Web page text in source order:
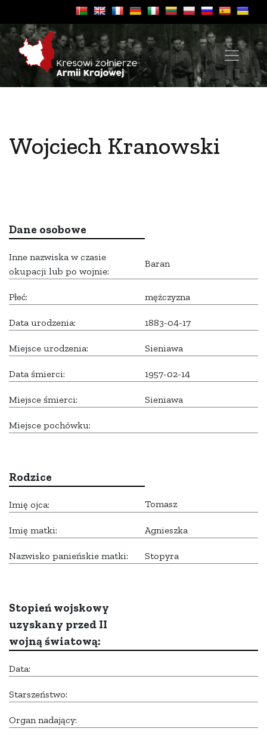
Wojciech Kranowski
Dane osobowe
Inne nazwiska w czasie
okupacji lub po wojnie:
Baran
Płeć: mężczyzna
Data urodzenia: 1883-04-17
Miejsce urodzenia: Sieniawa
Data śmierci: 1957-02-14
Miejsce śmierci: Sieniawa
Miejsce pochówku:
Rodzice
Imię ojca: Tomasz
Imię matki: Agnieszka
Nazwisko panieńskie matki: Stopyra
Stopień wojskowy
uzyskany przed II
wojną światową:
Data:
Starszeństwo:
Organ nadający: